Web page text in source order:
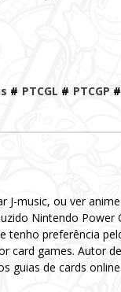
# PTCGL # PTCGP #
music, ou ver
Nintendo Power
tenho preferência
card games. Autor
guias de cards